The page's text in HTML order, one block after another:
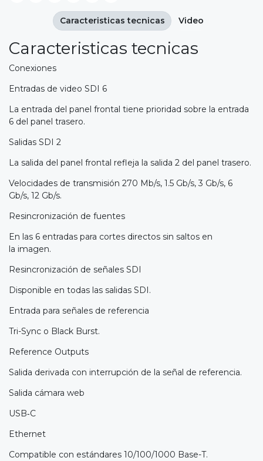
Caracteristicas tecnicas
Conexiones
Entradas de video SDI 6
La entrada del panel frontal tiene prioridad sobre la entrada
6 del panel trasero.
Salidas SDI 2
La salida del panel frontal refleja la salida 2 del panel trasero.
Velocidades de transmisión 270 Mb/s, 1.5 Gb/s, 3 Gb/s, 6
Gb/s, 12 Gb/s.
Resincronización de fuentes
En las 6 entradas para cortes directos sin saltos en
la imagen.
Resincronización de señales SDI
Disponible en todas las salidas SDI.
Entrada para señales de referencia
Tri-Sync o Black Burst.
Reference Outputs
Salida derivada con interrupción de la señal de referencia.
Salida cámara web
USB‑C
Ethernet
Compatible con estándares 10/100/1000 Base-T.
Caracteristicas tecnicas Video